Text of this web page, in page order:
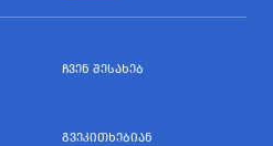
ᲩᲕᲔᲜ ᲨᲔᲡᲐᲮᲔᲑ
ᲒᲕᲔᲙᲘᲗᲮᲔᲑᲘᲐᲜ